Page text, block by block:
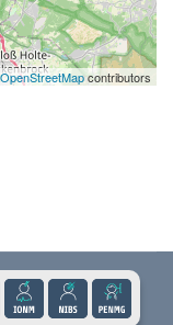
OpenStreetMapcontributors
Presse